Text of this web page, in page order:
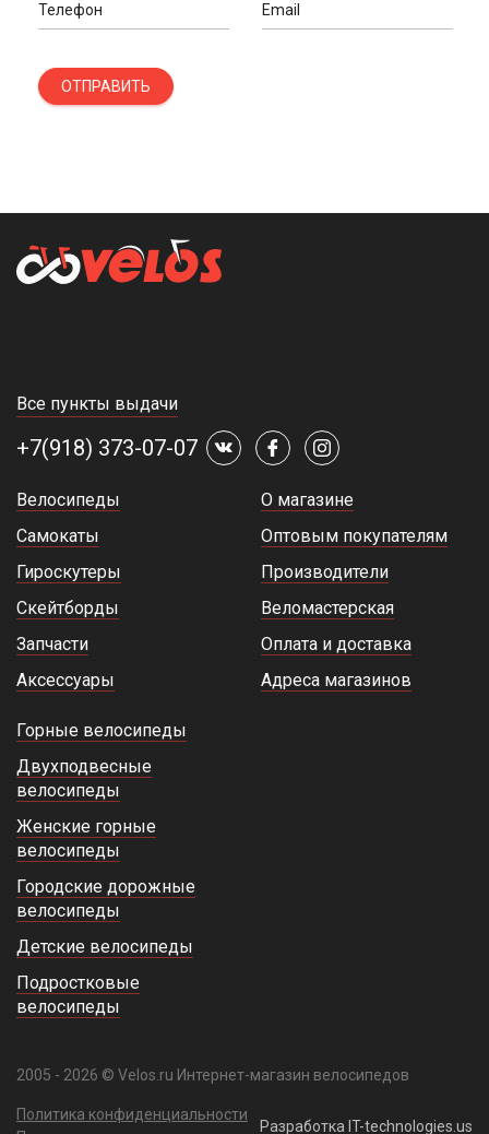
Телефон Email
ОТПРАВИТЬ
Все пункты выдачи
+7(918) 373-07-07
Велосипеды
Самокаты
Гироскутеры
Скейтборды
Запчасти
Аксессуары
О магазине
Оптовым покупателям
Производители
Веломастерская
Оплата и доставка
Адреса магазинов
Горные велосипеды
Двухподвесные
велосипеды
Женские горные
велосипеды
Городские дорожные
велосипеды
Детские велосипеды
Подростковые
велосипеды
2005 - 2026 © Velos.ru Интернет-магазин велосипедов
Политика конфиденциальности
Разработка IT-technologies.us